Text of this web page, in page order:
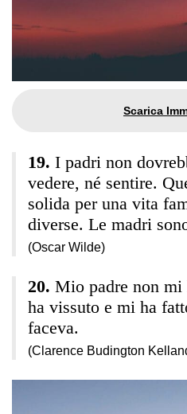
I padri non
vedere, né sentire.
solida per una vita
diverse. Le madri
(Oscar Wilde)
Mio padre non mi
ha vissuto e mi ha
faceva.
(Clarence Budington